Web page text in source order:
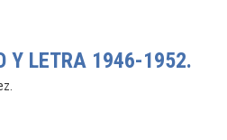
Y LETRA 1946-1952.